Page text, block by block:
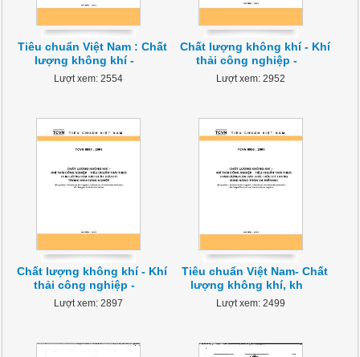
Tiêu chuẩn Việt Nam : Chất
lượng không khí -
Lượt xem: 2554
Chất lượng không khí - Khí
thải công nghiệp -
Lượt xem: 2952
Chất lượng không khí - Khí
thải công nghiệp -
Lượt xem: 2897
Tiêu chuẩn Việt Nam- Chất
lượng không khí, kh
Lượt xem: 2499